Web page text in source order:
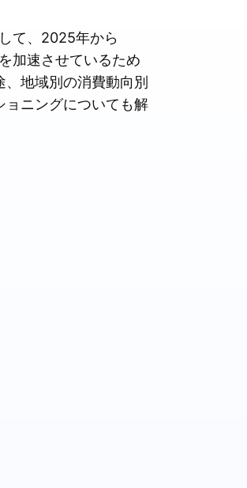
て、2025年から
加速させているため
地域別の消費動向別
ニングについても解